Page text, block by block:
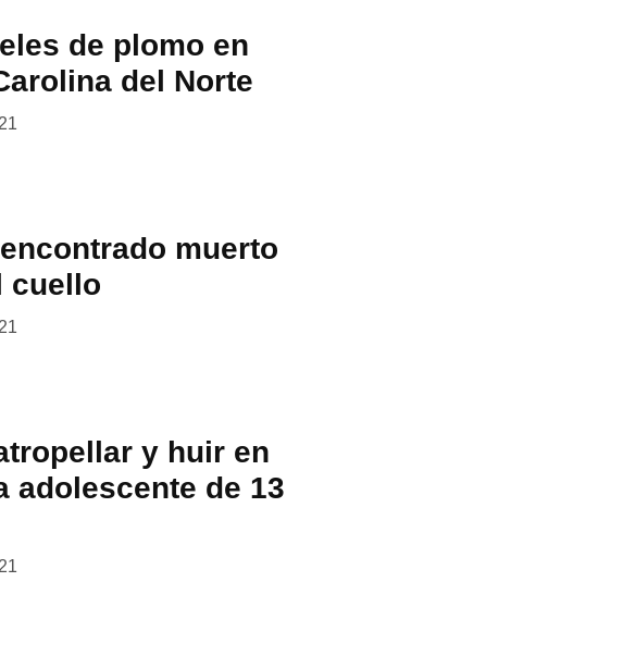
de plomo en
del Norte
muerto
cuello
y huir en
adolescente de 13